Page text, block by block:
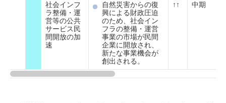
社会インフ
ラ整備・運
営等の公共
サービス民
間開放の加
速
自然災害からの復
興による財政圧迫
のため、社会イン
フラの整備・運営
事業の市場が民間
企業に開放され、
新たな事業機会が
創出される。
↑↑ 中期